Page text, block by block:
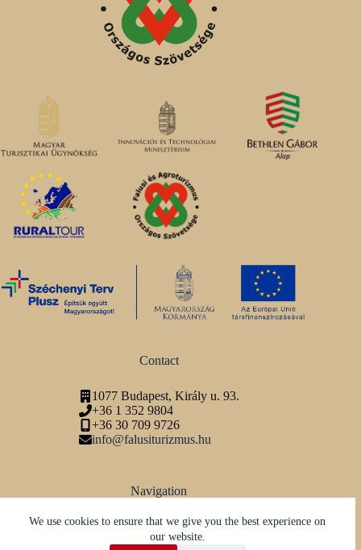
We use cookies to ensure that we give you the best experience on
our website.
Contact
1077 Budapest, Király u. 93.
+36 1 352 9804
+36 30 709 9726
info@falusiturizmus.hu
Navigation
Adatvédelmi tájékoztató
Social media